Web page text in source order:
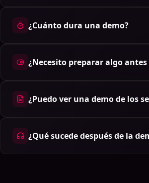
¿Cuánto dura una demo?
¿Necesito preparar algo antes
¿Puedo ver una demo de los
¿Qué sucede después de la